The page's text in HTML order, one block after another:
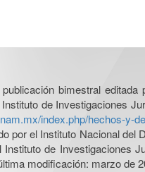
bimestral
de Investigaciones
index.php/hechos-y-
por el Instituto Nacional
de
modificación: marzo de